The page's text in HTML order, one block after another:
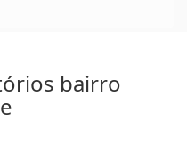
bairro